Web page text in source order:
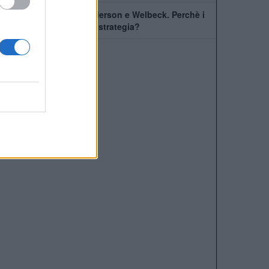
Il Chelsea prende Henderson e Welbeck. Perchè i
Blues hanno cambiato strategia?